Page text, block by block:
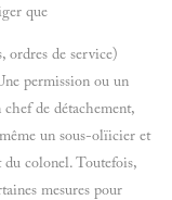
que
ordres de service)
permission ou un
de détachement,
un sous-olïicier et
colonel. Toutefois,
mesures pour